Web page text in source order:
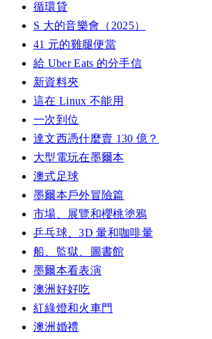
循環貸
S 大的音樂會（2025）
41 元的雞腿便當
給 Uber Eats 的分手信
新資料夾
這在 Linux 不能用
一次到位
達文西憑什麼賣 130 億？
大型電玩在墨爾本
澳式足球
墨爾本戶外冒險篇
市場、展覽和櫻桃塗鴉
乒乓球、3D 暈和咖啡暈
船、監獄、圖書館
墨爾本看表演
澳洲好好吃
紅綠燈和火車門
澳洲婚禮